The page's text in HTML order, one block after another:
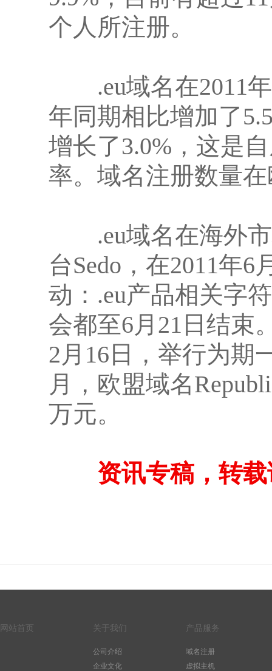
个人所注册。
.eu域名在2011年
年同期相比增加了
增长了3.0%，这是
率。域名注册数量
.eu域名在海外市
台Sedo，在2011年
动：.eu产品相关字
会都至6月21日结束
2月16日，举行为期
月，欧盟域名
万元。
资讯专稿，转载
网站首页 关于我们
公司介绍
企业文化
产品服务
域名注册
虚拟主机